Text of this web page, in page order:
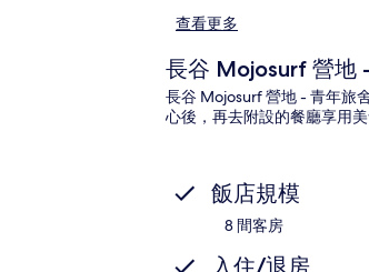
查看更多
長谷 Mojosurf 營地
長谷 Mojosurf 營地 - 青年旅
心後，再去附設的餐廳享用
飯店規模
8 間客房
入住/退房